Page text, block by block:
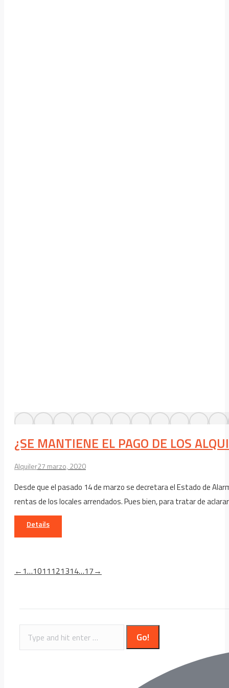
¿SE MANTIENE EL PAGO DE LOS
Alquiler27 marzo, 2020
Desde que el pasado 14 de marzo se decretara el Estado de
rentas de los locales arrendados. Pues bien, para tratar de
Details
←1…1011121314…17→